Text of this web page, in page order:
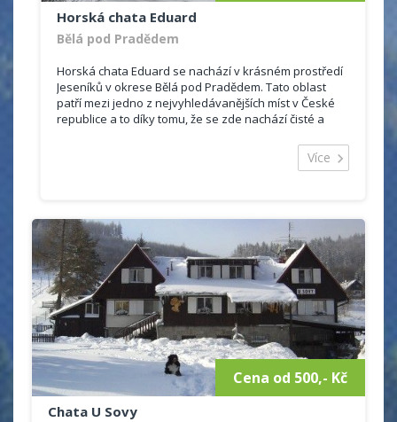
Horská chata Eduard
Bělá pod Pradědem
Horská chata Eduard se nachází v krásném prostředí
Jeseníků v okrese Bělá pod Pradědem. Tato oblast
patří mezi jedno z nejvyhledávanějších míst v České
republice a to díky tomu, že se zde nachází čisté a
Ubytování je vhodné jak pro romantickou dovolenou
ve dvou, tak pro rodinnou dovolenou. Na své si
města.
Chata Eduard nabízí levné ubytování s moderním
zařízením.
Celková kapacita objektu je 48 lůžek, ubytovat se
můžete ve 2 - 6 ti lůžkových pokojích.
Některé pokoje mají vlastní sociální zařízení se
sprchovým koutem, toaletou a umyvadlem. Další
pokoje mají společně sociální zařízení na chodbě.
Více
Cena od 500,- Kč
Chata U Sovy